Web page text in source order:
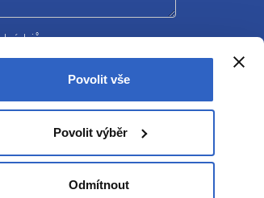
Povolit vše
Povolit výběr
Odmítnout
údajů
Odeslat